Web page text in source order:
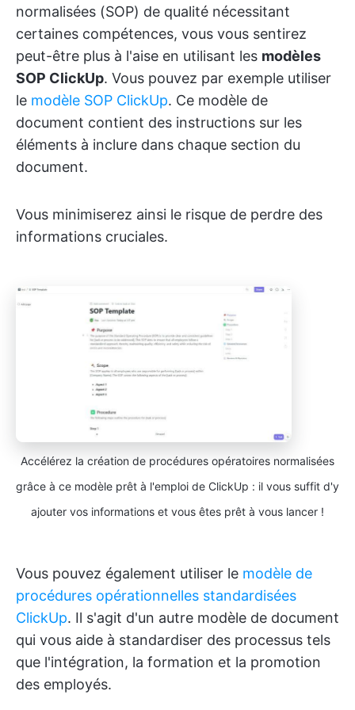
normalisées (SOP) de qualité nécessitant
certaines compétences, vous vous sentirez
peut-être plus à l'aise en utilisant les modèles
SOP ClickUp. Vous pouvez par exemple utiliser
le modèle SOP ClickUp. Ce modèle de
document contient des instructions sur les
éléments à inclure dans chaque section du
document.
Vous minimiserez ainsi le risque de perdre des
informations cruciales.
Accélérez la création de procédures opératoires normalisées
grâce à ce modèle prêt à l'emploi de ClickUp : il vous suffit d'y
ajouter vos informations et vous êtes prêt à vous lancer !
Vous pouvez également utiliser le modèle de
procédures opérationnelles standardisées
ClickUp. Il s'agit d'un autre modèle de document
qui vous aide à standardiser des processus tels
que l'intégration, la formation et la promotion
des employés.